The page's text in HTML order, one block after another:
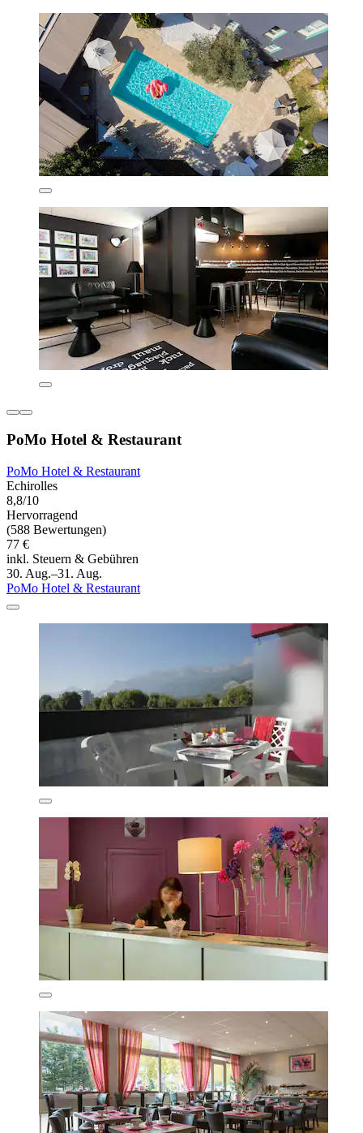
PoMo Hotel & Restaurant
PoMo Hotel & Restaurant
Echirolles
8,8/10
Hervorragend
(588 Bewertungen)
77 €
inkl. Steuern & Gebühren
30. Aug.–31. Aug.
PoMo Hotel & Restaurant